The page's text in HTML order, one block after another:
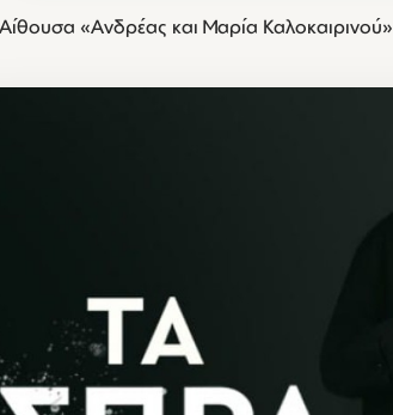
Αίθουσα «Ανδρέας και Μαρία Καλοκαιρινού»